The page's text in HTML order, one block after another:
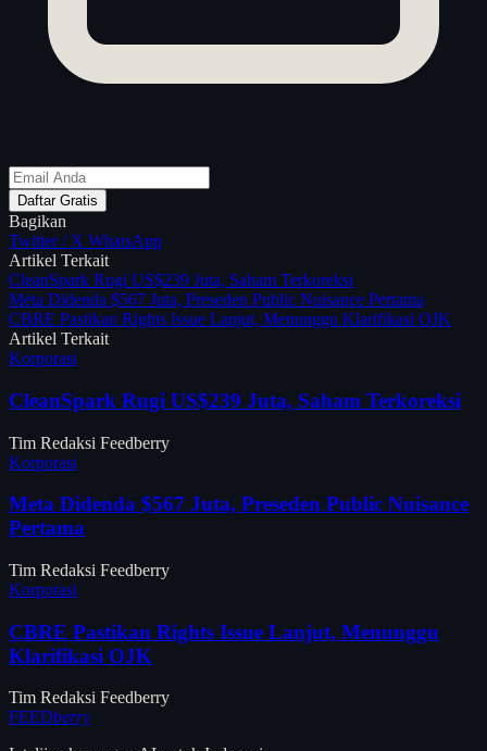
Daftar Gratis
Bagikan
Twitter / X WhatsApp
Artikel Terkait
CleanSpark Rugi US$239 Juta, Saham Terkoreksi
Meta Didenda $567 Juta, Preseden Public Nuisance Pertama
CBRE Pastikan Rights Issue Lanjut, Menunggu Klarifikasi OJK
Artikel Terkait
Korporasi
CleanSpark Rugi US$239 Juta, Saham Terkoreksi
Tim Redaksi Feedberry
Korporasi
Meta Didenda $567 Juta, Preseden Public Nuisance
Pertama
Tim Redaksi Feedberry
Korporasi
CBRE Pastikan Rights Issue Lanjut, Menunggu
Klarifikasi OJK
Tim Redaksi Feedberry
FEEDberry